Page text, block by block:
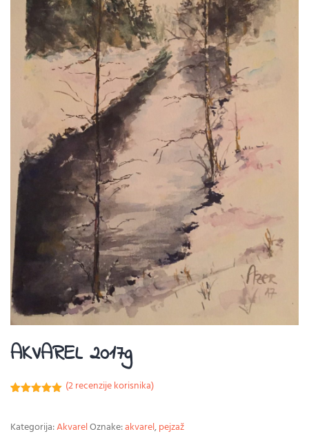
AKVAREL 2017g
od ukupno
5 (
(2recenzije korisnika)
Kategorija:AkvarelOznake:akvarel,pejzaž